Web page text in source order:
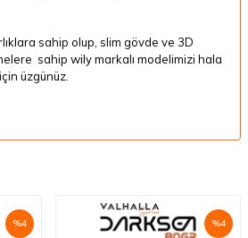
sahip olup, slim gövde ve 3D
sahip wily markalı modelimizi hala
üzgünüz.
%4 %4